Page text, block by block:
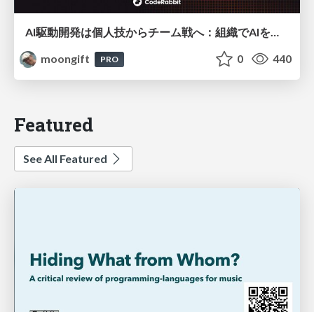
AI駆動開発は個人技からチーム戦へ：組織でAIを使いこなすための実践設計
moongift
PRO 0 440
Featured
See All Featured